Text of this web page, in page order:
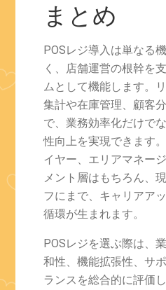
まとめ
POSレジ導入は単なる
く、店舗運営の根幹を
ムとして機能します。
集計や在庫管理、顧客
で、業務効率化だけで
性向上を実現できます
イヤー、エリアマネー
メント層はもちろん、
フにまで、キャリアア
循環が生まれます。
POSレジを選ぶ際は、
和性、機能拡張性、サ
ランスを総合的に評価